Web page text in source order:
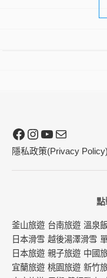
Facebook
Instagram
YouTube電子郵件
隱私政策(Privacy Policy)
點
釜山旅遊 台南旅遊 溫泉
日本滑雪 越後湯澤滑雪
日本旅遊 親子旅遊 中國
宜蘭旅遊 桃園旅遊 新竹